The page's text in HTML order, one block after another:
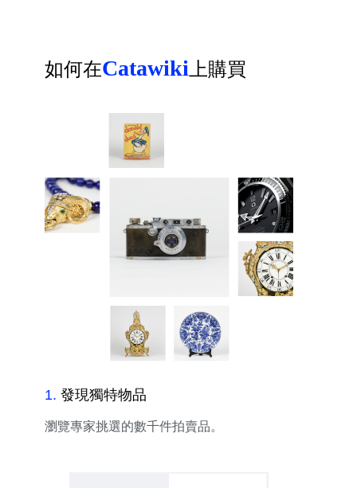
如何在Catawiki上購買
1. 發現獨特物品
瀏覽專家挑選的數千件拍賣品。